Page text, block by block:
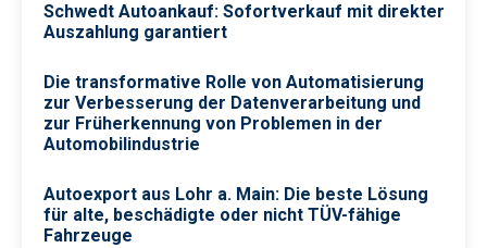
Schwedt Autoankauf: Sofortverkauf mit direkter
Auszahlung garantiert
Die transformative Rolle von Automatisierung
zur Verbesserung der Datenverarbeitung und
zur Früherkennung von Problemen in der
Automobilindustrie
Autoexport aus Lohr a. Main: Die beste Lösung
für alte, beschädigte oder nicht TÜV-fähige
Fahrzeuge